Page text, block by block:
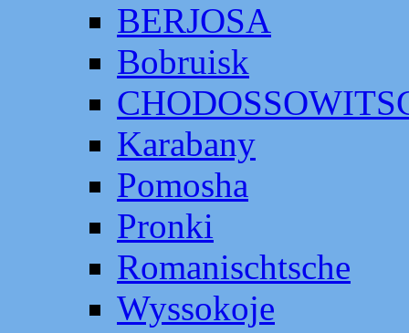
BERJOSA
Bobruisk
Karabany
Pomosha
Pronki
Romanischtsche
Wyssokoje